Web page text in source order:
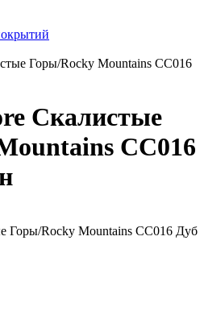
Горы/Rocky Mountains СС016
Скалистые
СС016